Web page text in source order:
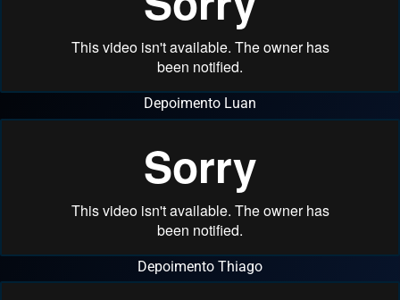
Depoimento Luan
Depoimento Thiago